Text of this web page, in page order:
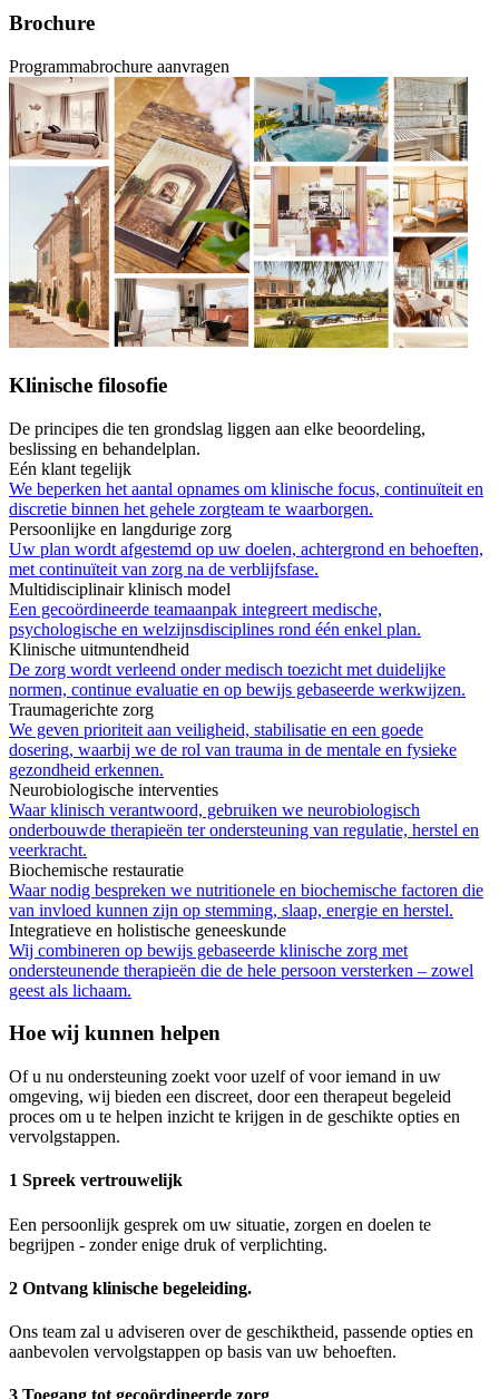
Brochure
Programmabrochure aanvragen
Klinische filosofie
De principes die ten grondslag liggen aan elke beoordeling,
beslissing en behandelplan.
Eén klant tegelijk
We beperken het aantal opnames om klinische focus, continuïteit en
discretie binnen het gehele zorgteam te waarborgen.
Persoonlijke en langdurige zorg
Uw plan wordt afgestemd op uw doelen, achtergrond en behoeften,
met continuïteit van zorg na de verblijfsfase.
Multidisciplinair klinisch model
Een gecoördineerde teamaanpak integreert medische,
psychologische en welzijnsdisciplines rond één enkel plan.
Klinische uitmuntendheid
De zorg wordt verleend onder medisch toezicht met duidelijke
normen, continue evaluatie en op bewijs gebaseerde werkwijzen.
Traumagerichte zorg
We geven prioriteit aan veiligheid, stabilisatie en een goede
dosering, waarbij we de rol van trauma in de mentale en fysieke
gezondheid erkennen.
Neurobiologische interventies
Waar klinisch verantwoord, gebruiken we neurobiologisch
onderbouwde therapieën ter ondersteuning van regulatie, herstel en
veerkracht.
Biochemische restauratie
Waar nodig bespreken we nutritionele en biochemische factoren die
van invloed kunnen zijn op stemming, slaap, energie en herstel.
Integratieve en holistische geneeskunde
Wij combineren op bewijs gebaseerde klinische zorg met
ondersteunende therapieën die de hele persoon versterken – zowel
geest als lichaam.
Hoe wij kunnen helpen
Of u nu ondersteuning zoekt voor uzelf of voor iemand in uw
omgeving, wij bieden een discreet, door een therapeut begeleid
proces om u te helpen inzicht te krijgen in de geschikte opties en
vervolgstappen.
1 Spreek vertrouwelijk
Een persoonlijk gesprek om uw situatie, zorgen en doelen te
begrijpen - zonder enige druk of verplichting.
2 Ontvang klinische begeleiding.
Ons team zal u adviseren over de geschiktheid, passende opties en
aanbevolen vervolgstappen op basis van uw behoeften.